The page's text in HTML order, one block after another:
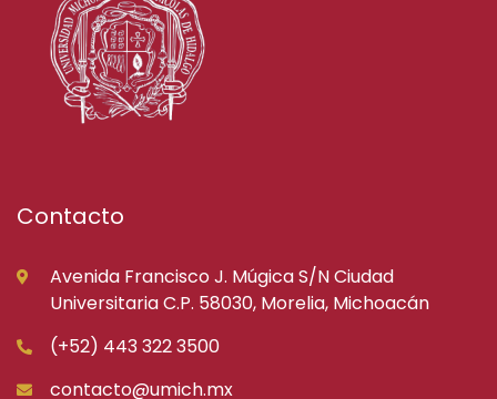
Contacto
Avenida Francisco J. Múgica S/N Ciudad
Universitaria C.P. 58030, Morelia, Michoacán
(+52) 443 322 3500
contacto@umich.mx